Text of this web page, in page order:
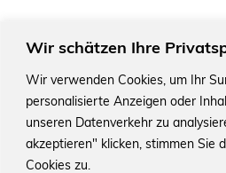
Wir schätzen Ihre
Wir verwenden Cookies, um Ihr
personalisierte Anzeigen oder
unseren Datenverkehr zu
akzeptieren" klicken, stimmen Sie
Cookies zu.
Das Schriftstellerhaus ist ein
Autorinnen und Autoren aus
ein Veranstaltungsort für Lesungen,
Schreibwerkstätten.